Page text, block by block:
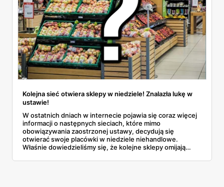
Kolejna sieć otwiera sklepy w niedziele! Znalazła lukę w
ustawie!
W ostatnich dniach w internecie pojawia się coraz więcej
informacji o następnych sieciach, które mimo
obowiązywania zaostrzonej ustawy, decydują się
otwierać swoje placówki w niedziele niehandlowe.
Właśnie dowiedzieliśmy się, że kolejne sklepy omijają
możliwe? Dowiedz się więcej!